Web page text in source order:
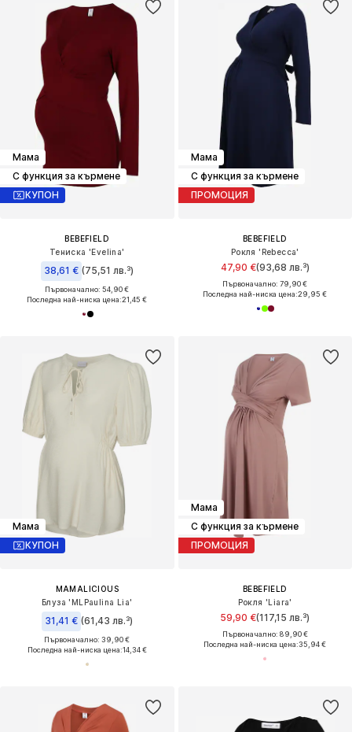
Мама
С функция за кърмене
КУПОН
BEBEFIELD
Тениска 'Evelina'
38,61 € (75,51 лв.³)
Първоначално: 54,90 €
Последна най-ниска цена:21,45 €
Мама
С функция за кърмене
ПРОМОЦИЯ
BEBEFIELD
Рокля 'Rebecca'
47,90 €(93,68 лв.³)
Първоначално: 79,90 €
Последна най-ниска цена:29,95 €
Мама
КУПОН
MAMALICIOUS
Блуза 'MLPaulina Lia'
31,41 € (61,43 лв.³)
Първоначално: 39,90 €
Последна най-ниска цена:14,34 €
Мама
С функция за кърмене
ПРОМОЦИЯ
BEBEFIELD
Рокля 'Liara'
59,90 €(117,15 лв.³)
Първоначално: 89,90 €
Последна най-ниска цена:35,94 €